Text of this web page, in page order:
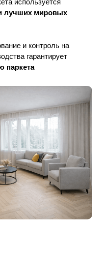
используется
лучших мировых
и контроль на
гарантирует
паркета